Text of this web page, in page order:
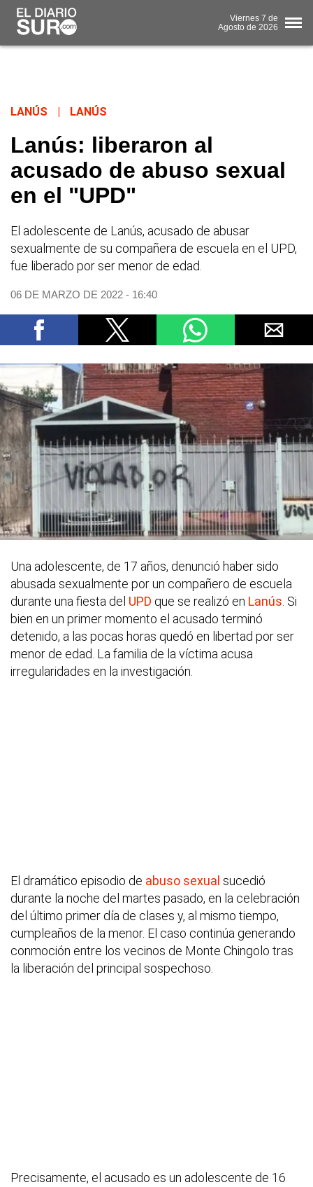
Viernes 7 de
Agosto de 2026
LANÚS LANÚS
Lanús: liberaron al
acusado de abuso sexual
en el "UPD"
El adolescente de Lanús, acusado de abusar
sexualmente de su compañera de escuela en el UPD,
fue liberado por ser menor de edad.
06 DE MARZO DE 2022 - 16:40
Una adolescente, de 17 años, denunció haber sido
abusada sexualmente por un compañero de escuela
durante una fiesta del UPD que se realizó en Lanús. Si
bien en un primer momento el acusado terminó
detenido, a las pocas horas quedó en libertad por ser
menor de edad. La familia de la víctima acusa
irregularidades en la investigación.
El dramático episodio de abuso sexual sucedió
durante la noche del martes pasado, en la celebración
del último primer día de clases y, al mismo tiempo,
cumpleaños de la menor. El caso continúa generando
conmoción entre los vecinos de Monte Chingolo tras
la liberación del principal sospechoso.
Precisamente, el acusado es un adolescente de 16